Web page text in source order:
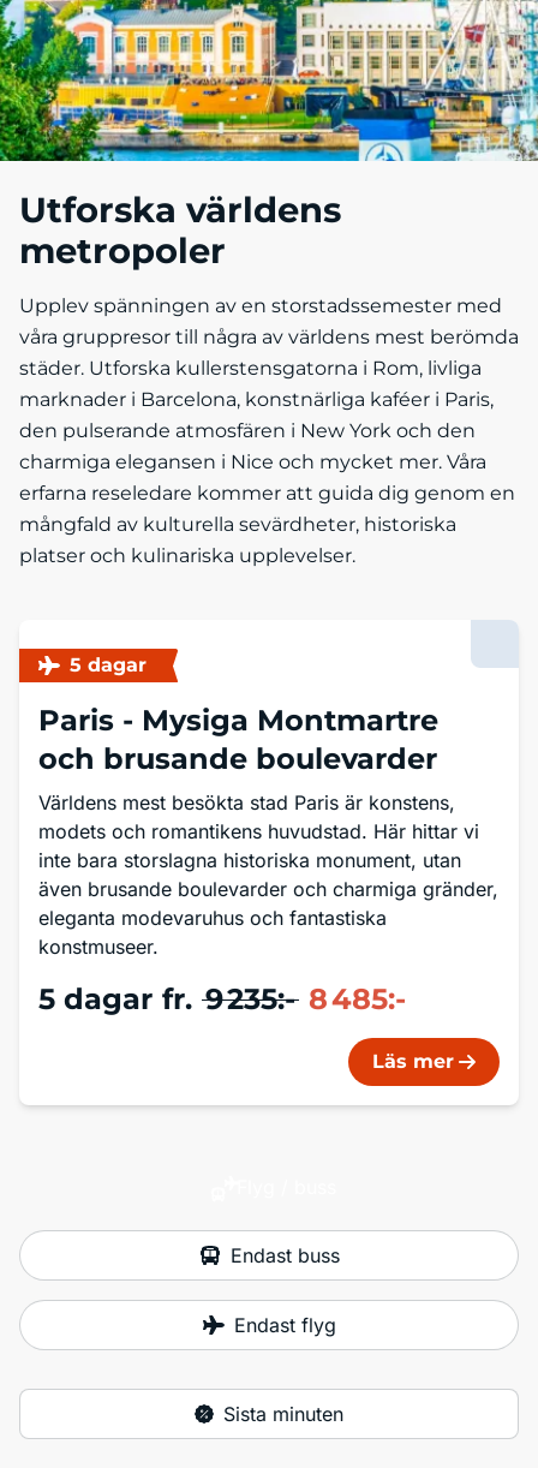
Utforska världens
metropoler
Upplev spänningen av en storstadssemester med
våra gruppresor till några av världens mest berömda
städer. Utforska kullerstensgatorna i Rom, livliga
marknader i Barcelona, konstnärliga kaféer i Paris,
den pulserande atmosfären i New York och den
charmiga elegansen i Nice och mycket mer. Våra
erfarna reseledare kommer att guida dig genom en
mångfald av kulturella sevärdheter, historiska
platser och kulinariska upplevelser.
5 dagar
Paris - Mysiga Montmartre
och brusande boulevarder
Världens mest besökta stad Paris är konstens,
modets och romantikens huvudstad. Här hittar vi
inte bara storslagna historiska monument, utan
även brusande boulevarder och charmiga gränder,
eleganta modevaruhus och fantastiska
konstmuseer.
5 dagar fr. 9 235:- 8 485:-
Läs mer
Endast buss
Endast flyg
Sista minuten